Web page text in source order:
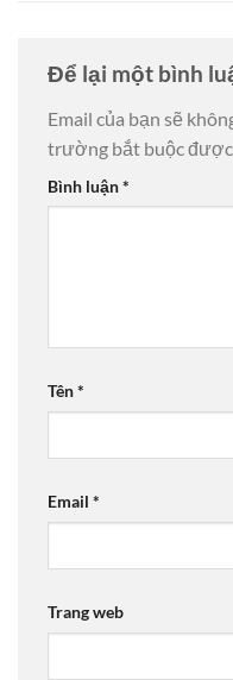
Để lại một bình
Email của bạn sẽ
trường bắt buộc được
Bình luận*
Tên*
Email *
Trang web